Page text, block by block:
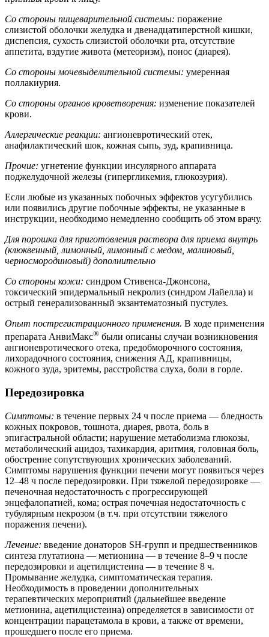
Со стороны пищеварительной системы: поражение
слизистой оболочки желудка и двенадцатиперстной кишки,
диспепсия, сухость слизистой оболочки рта, отсутствие
аппетита, вздутие живота (метеоризм), понос (диарея).
Со стороны мочевыделительной системы: умеренная
поллакиурия.
Со стороны органов кроветворения: изменение показателей
крови.
Аллергические реакции: ангионевротический отек,
анафилактический шок, кожная сыпь, зуд, крапивница.
Прочие: угнетение функции инсулярного аппарата
поджелудочной железы (гипергликемия, глюкозурия).
Если любые из указанных побочных эффектов усугубились
или появились другие побочные эффекты, не указанные в
инструкции, необходимо немедленно сообщить об этом врачу.
Для порошка для приготовления раствора для приема внутрь
(клюквенный, лимонный, лимонный с медом, малиновый,
черносмородиновый) дополнительно
Со стороны кожи: синдром Стивенса-Джонсона,
токсический эпидермальный некролиз (синдром Лайелла) и
острый генерализованный экзантематозный пустулез.
Опыт пострегистрационного применения. В ходе применения
препарата АнвиМакс® были описаны случаи возникновения
ангионевротического отека, предобморочного состояния,
лихорадочного состояния, снижения АД, крапивницы,
кожного зуда, эритемы, расстройства слуха, боли в горле.
Передозировка
Симптомы: в течение первых 24 ч после приема — бледность
кожных покровов, тошнота, диарея, рвота, боль в
эпигастральной области; нарушение метаболизма глюкозы,
метаболический ацидоз, тахикардия, аритмия, головная боль,
обострение сопутствующих хронических заболеваний.
Симптомы нарушения функции печени могут появиться через
12–48 ч после передозировки. При тяжелой передозировке —
печеночная недостаточность с прогрессирующей
энцефалопатией, кома; острая почечная недостаточность с
тубулярным некрозом (в т.ч. при отсутствии тяжелого
поражения печени).
Лечение: введение донаторов SH-групп и предшественников
синтеза глутатиона — метионина — в течение 8–9 ч после
передозировки и ацетилцистеина — в течение 8 ч.
Промывание желудка, симптоматическая терапия.
Необходимость в проведении дополнительных
терапевтических мероприятий (дальнейшее введение
метионина, ацетилцистеина) определяется в зависимости от
концентрации парацетамола в крови, а также от времени,
прошедшего после его приема.